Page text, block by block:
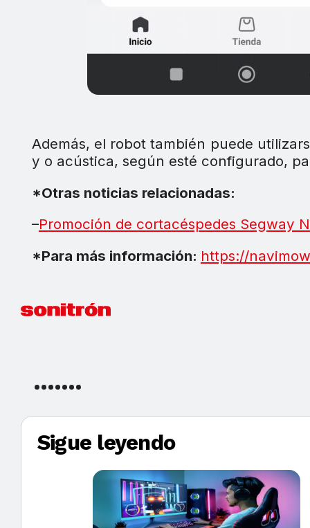
Además, el robot también puede
y o acústica, según esté configurado,
*Otras noticias relacionadas:
–Promoción de cortacéspedes Segway
*Para más información: https://
Sigue leyendo